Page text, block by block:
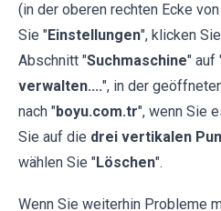
(in der oberen rechten Ecke
Sie "Einstellungen", klicken
Abschnitt "Suchmaschine" auf
verwalten....", in der
nach "boyu.com.tr", wenn Sie
Sie auf die drei vertikalen
wählen Sie "Löschen".
Wenn Sie weiterhin Probleme